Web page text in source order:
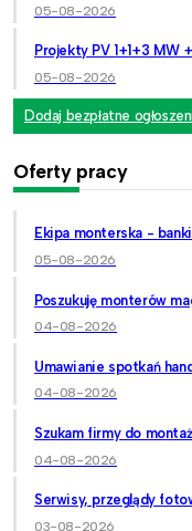
05-08-2026
Projekty PV 1+1+3 MW
05-08-2026
Dodaj bezpłatne
Oferty pracy
Ekipa monterska -
05-08-2026
Poszukuję monterów
04-08-2026
Umawianie spotkań
04-08-2026
Szukam firmy do
04-08-2026
Serwisy, przeglądy
03-08-2026